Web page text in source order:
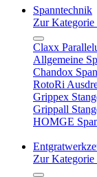
Spanntechnik
Zur Kategorie
Claxx
Allgemeine
Chandox
RotoRi
Grippex
Grippall
HOMGE
Zur Kategorie